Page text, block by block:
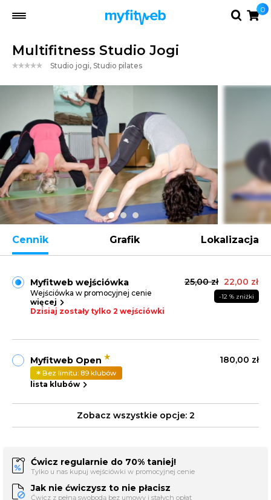
0
Multifitness Studio Jogi
Studio jogi, Studio pilates
Cennik Grafik Lokalizacja
Myfitweb wejściówka
Wejściówka w promocyjnej cenie
więcej
Dzisiaj zostały tylko 2 wejściówki
25,00 zł 22,00 zł
-12 % zniżki
Myfitweb Open
Bez limitu: 89 klubów
lista klubów
180,00 zł
Zobacz wszystkie opcje:2
Ćwicz regularnie do 70% taniej!
Tylko u nas kupuj wejściówki w promocyjnej cenie
Jak nie ćwiczysz to nie płacisz
Ćwicz z pełną swobodą bez umowy i stałych opłat